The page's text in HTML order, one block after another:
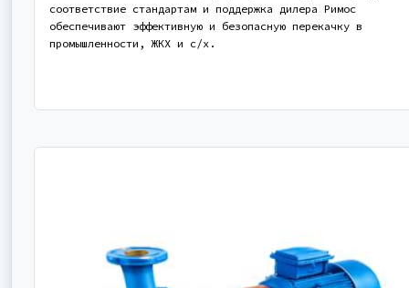
соответствие стандартам и поддержка дилера Римос
обеспечивают эффективную и безопасную перекачку в
промышленности, ЖКХ и с/х.